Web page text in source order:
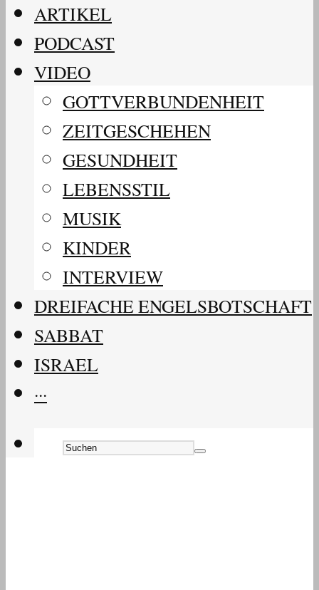
ARTIKEL
PODCAST
VIDEO
GOTTVERBUNDENHEIT
ZEITGESCHEHEN
GESUNDHEIT
LEBENSSTIL
MUSIK
KINDER
INTERVIEW
DREIFACHE ENGELSBOTSCHAFT
SABBAT
ISRAEL
···